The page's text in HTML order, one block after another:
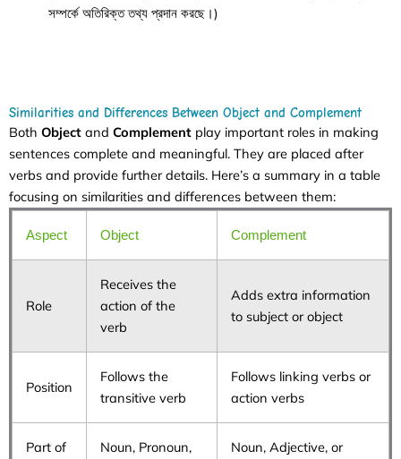
সম্পর্কে অতিরিক্ত তথ্য প্রদান করছে।)
Similarities and Differences Between Object and Complement
Both Object and Complement play important roles in making
sentences complete and meaningful. They are placed after
verbs and provide further details. Here’s a summary in a table
focusing on similarities and differences between them:
Aspect Object Complement
Role
Receives the
action of the
verb
Adds extra information
to subject or object
Position
Follows the
transitive verb
Follows linking verbs or
action verbs
Part of
Noun, Pronoun,
Noun, Adjective, or